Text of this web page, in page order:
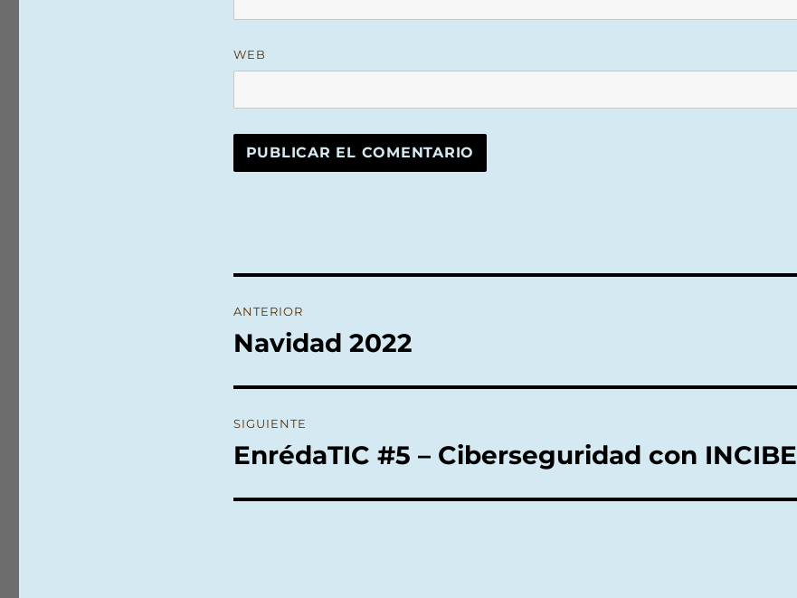
WEB
de
ANTERIOR
Entrada
Navidad 2022
SIGUIENTE
Entrada
EnrédaTIC #5 – Ciberseguridad con INCIBE